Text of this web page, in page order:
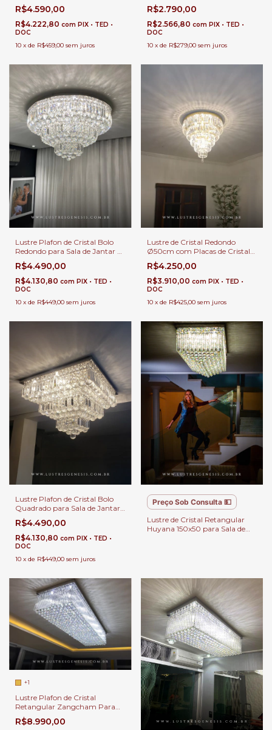
Dente de Leão Para Sala de
Jantar e Quartos.
R$4.590,00
R$4.222,80 com PIX • TED •
DOC
10 x de R$459,00 sem juros
Dente de Leão Para Sala de
Jantar e Quartos.
R$2.790,00
R$2.566,80 com PIX • TED •
DOC
10 x de R$279,00 sem juros
Lustre Plafon de Cristal Bolo
Redondo para Sala de Jantar e
Quartos
R$4.490,00
R$4.130,80 com PIX • TED •
DOC
10 x de R$449,00 sem juros
Lustre de Cristal Redondo
Ø50cm com Placas de Cristal
para Sala de Estar e Jantar.
R$4.250,00
R$3.910,00 com PIX • TED •
DOC
10 x de R$425,00 sem juros
Lustre Plafon de Cristal Bolo
Quadrado para Sala de Jantar
e Quartos
R$4.490,00
R$4.130,80 com PIX • TED •
DOC
10 x de R$449,00 sem juros
Preço Sob Consulta 💵
Lustre de Cristal Retangular
Huyana 150x50 para Sala de
+1
Lustre Plafon de Cristal
Retangular Zangcham Para
Mesa de Jantar | Sala de Estar |
Closet
R$8.990,00